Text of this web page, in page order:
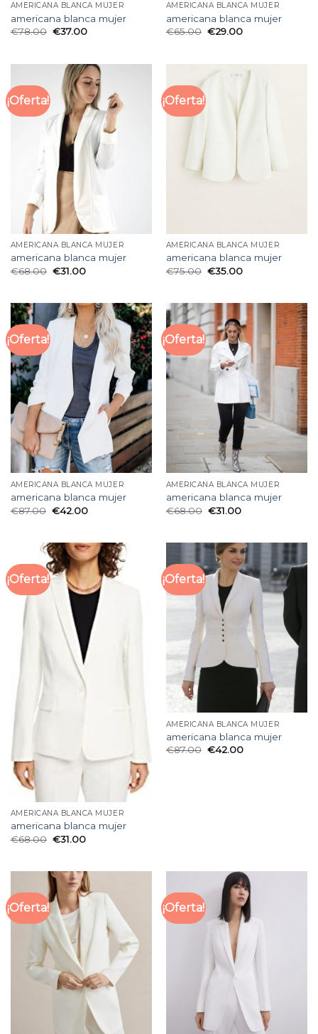
AMERICANA BLANCA MUJER
americana blanca mujer
€78.00 €37.00
AMERICANA BLANCA MUJER
americana blanca mujer
€65.00 €29.00
¡Oferta!
AMERICANA BLANCA MUJER
americana blanca mujer
€68.00 €31.00
¡Oferta!
AMERICANA BLANCA MUJER
americana blanca mujer
€75.00 €35.00
¡Oferta!
AMERICANA BLANCA MUJER
americana blanca mujer
€87.00 €42.00
¡Oferta!
AMERICANA BLANCA MUJER
americana blanca mujer
€68.00 €31.00
¡Oferta!
AMERICANA BLANCA MUJER
americana blanca mujer
€68.00 €31.00
¡Oferta!
AMERICANA BLANCA MUJER
americana blanca mujer
€87.00 €42.00
¡Oferta! ¡Oferta!